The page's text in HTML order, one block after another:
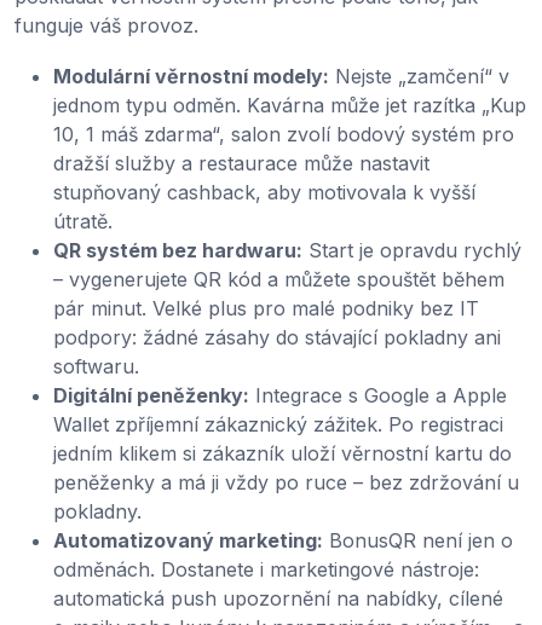
funguje váš provoz.
Modulární věrnostní modely: Nejste „zamčení“ v
jednom typu odměn. Kavárna může jet razítka „Kup
10, 1 máš zdarma“, salon zvolí bodový systém pro
dražší služby a restaurace může nastavit
stupňovaný cashback, aby motivovala k vyšší
útratě.
QR systém bez hardwaru: Start je opravdu rychlý
– vygenerujete QR kód a můžete spouštět během
pár minut. Velké plus pro malé podniky bez IT
podpory: žádné zásahy do stávající pokladny ani
softwaru.
Digitální peněženky: Integrace s Google a Apple
Wallet zpříjemní zákaznický zážitek. Po registraci
jedním klikem si zákazník uloží věrnostní kartu do
peněženky a má ji vždy po ruce – bez zdržování u
pokladny.
Automatizovaný marketing: BonusQR není jen o
odměnách. Dostanete i marketingové nástroje:
automatická push upozornění na nabídky, cílené